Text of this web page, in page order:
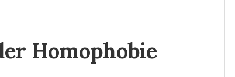
Homophobie